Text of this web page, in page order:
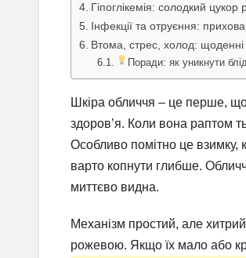
Гіпоглікемія: солодкий цукор
Інфекції та отруєння:
Втома, стрес, холод: щоденні
Поради: як уникнути
Шкіра обличчя – це перше, що
здоров’я. Коли вона раптом
Особливо помітно це взимку,
варто копнути глибше.
миттєво видна.
Механізм простий, але
рожевою. Якщо їх мало або